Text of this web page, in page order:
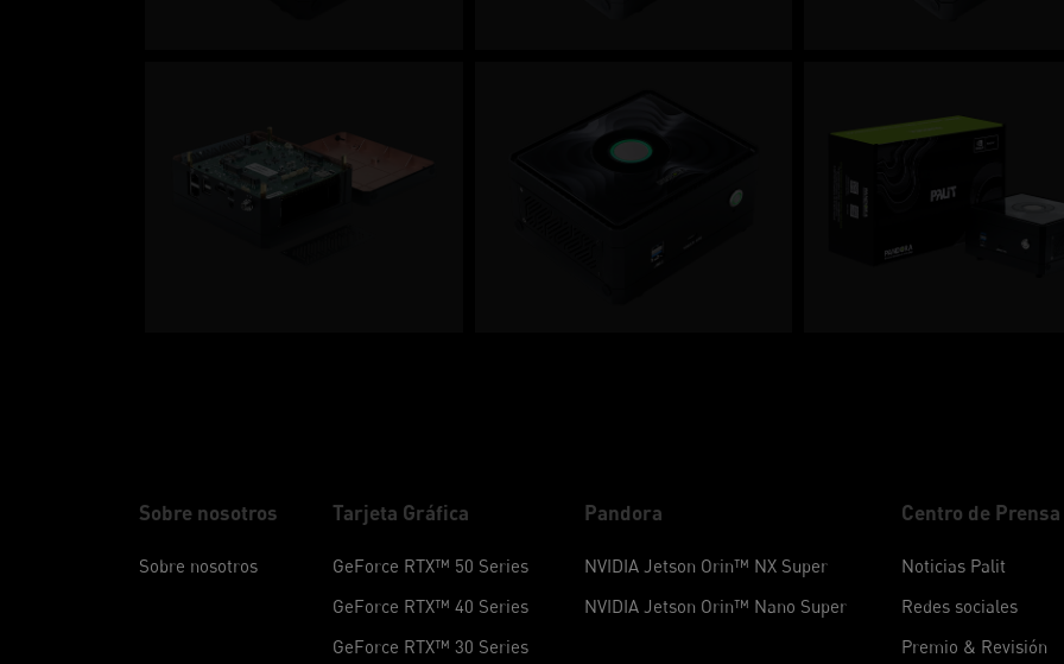
Sobre nosotros
Sobre nosotros
Tarjeta Gráfica
GeForce RTX™ 50 Series
GeForce RTX™ 40 Series
GeForce RTX™ 30 Series
Pandora
NVIDIA Jetson Orin™ NX Super
NVIDIA Jetson Orin™ Nano Super
Centro de Prensa
Noticias Palit
Redes sociales
Premio & Revisión